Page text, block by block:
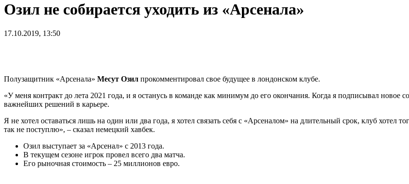
Озил не собирается уходить из «Арсенала»
17.10.2019, 13:50
Полузащитник «Арсенала» Месут Озил прокомментировал свое будущее в лондонском клубе.
«У меня контракт до лета 2021 года, и я останусь в команде как минимум до его окончания. Когда я подписывал новое
важнейших решений в карьере.
Я не хотел оставаться лишь на один или два года, я хотел связать себя с «Арсеналом» на длительный срок, клуб хотел
так не поступлю», – сказал немецкий хавбек.
Озил выступает за «Арсенал» с 2013 года.
В текущем сезоне игрок провел всего два матча.
Его рыночная стоимость – 25 миллионов евро.